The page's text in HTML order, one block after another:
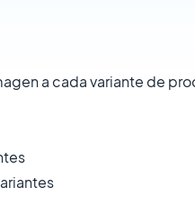
a cada variante de